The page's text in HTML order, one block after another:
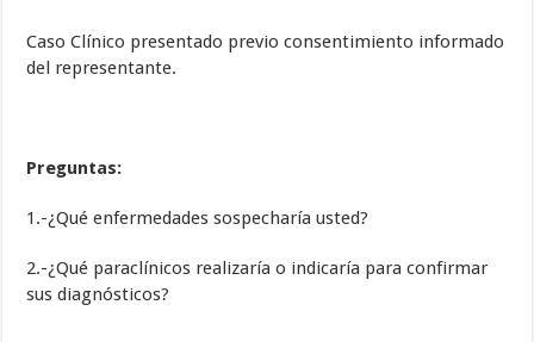
Caso Clínico presentado previo consentimiento informado
del representante.
Preguntas:
1.-¿Qué enfermedades sospecharía usted?
2.-¿Qué paraclínicos realizaría o indicaría para confirmar
sus diagnósticos?